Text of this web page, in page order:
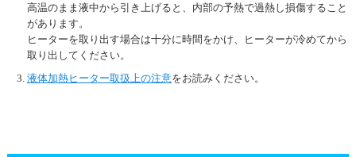
高温のまま液中から引き上げると、内部の予熱で過熱し損傷すること
があります。
ヒーターを取り出す場合は十分に時間をかけ、ヒーターが冷めてから
取り出してください。
液体加熱ヒーター取扱上の注意をお読みください。